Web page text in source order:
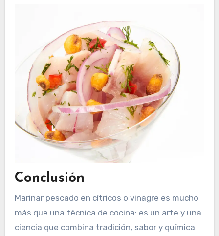
Conclusión
Marinar pescado en cítricos o vinagre es mucho
más que una técnica de cocina: es un arte y una
ciencia que combina tradición, sabor y química